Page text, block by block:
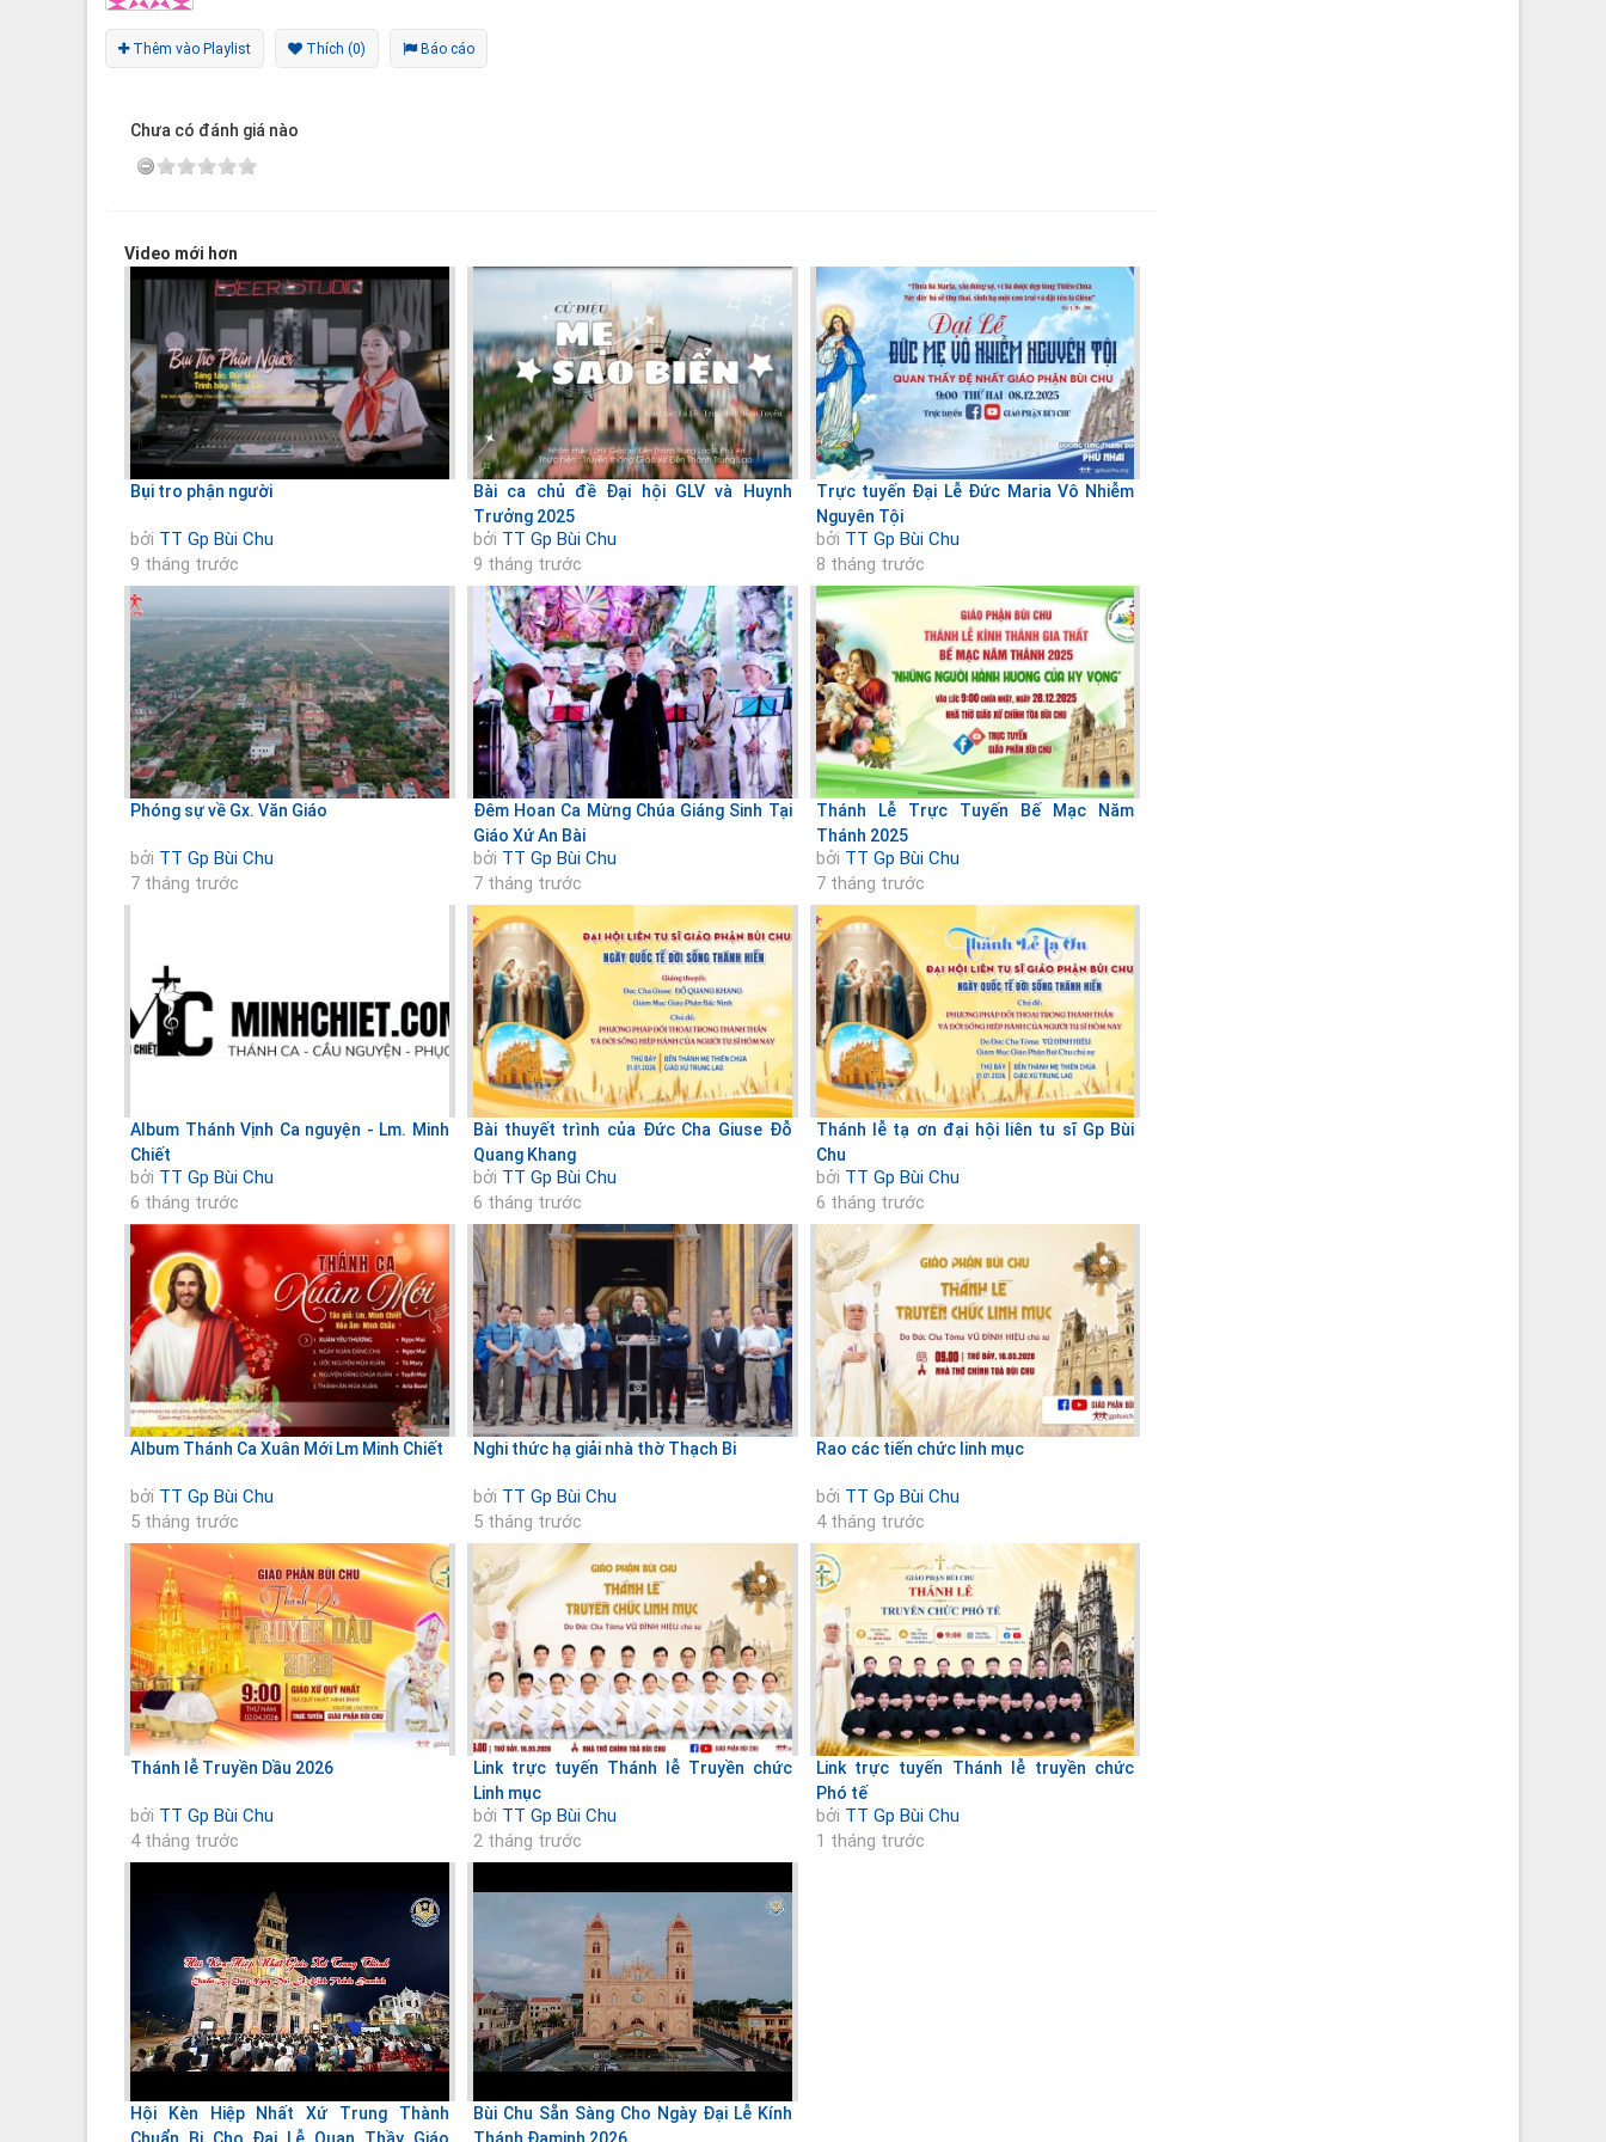
Thêm vào Playlist Thích (0) Báo cáo
Chưa có đánh giá nào
Video mới hơn
Bụi tro phận người
bởi TT Gp Bùi Chu
9 tháng trước
Bài ca chủ đề Đại hội GLV và Huynh
Trưởng 2025
bởi TT Gp Bùi Chu
9 tháng trước
Trực tuyến Đại Lễ Đức Maria Vô Nhiễm
Nguyên Tội
bởi TT Gp Bùi Chu
8 tháng trước
Phóng sự về Gx. Văn Giáo
bởi TT Gp Bùi Chu
7 tháng trước
Đêm Hoan Ca Mừng Chúa Giáng Sinh Tại
Giáo Xứ An Bài
bởi TT Gp Bùi Chu
7 tháng trước
Thánh Lễ Trực Tuyến Bế Mạc Năm
Thánh 2025
bởi TT Gp Bùi Chu
7 tháng trước
Album Thánh Vịnh Ca nguyện - Lm. Minh
Chiết
bởi TT Gp Bùi Chu
6 tháng trước
Bài thuyết trình của Đức Cha Giuse Đỗ
Quang Khang
bởi TT Gp Bùi Chu
6 tháng trước
Thánh lễ tạ ơn đại hội liên tu sĩ Gp Bùi
Chu
bởi TT Gp Bùi Chu
6 tháng trước
Album Thánh Ca Xuân Mới Lm Minh Chiết
bởi TT Gp Bùi Chu
5 tháng trước
Nghi thức hạ giải nhà thờ Thạch Bi
bởi TT Gp Bùi Chu
5 tháng trước
Rao các tiến chức linh mục
bởi TT Gp Bùi Chu
4 tháng trước
Thánh lễ Truyền Dầu 2026
bởi TT Gp Bùi Chu
4 tháng trước
Link trực tuyến Thánh lễ Truyền chức
Linh mục
bởi TT Gp Bùi Chu
2 tháng trước
Link trực tuyến Thánh lễ truyền chức
Phó tế
bởi TT Gp Bùi Chu
1 tháng trước
Hội Kèn Hiệp Nhất Xứ Trung Thành
Bùi Chu Sẵn Sàng Cho Ngày Đại Lễ Kính